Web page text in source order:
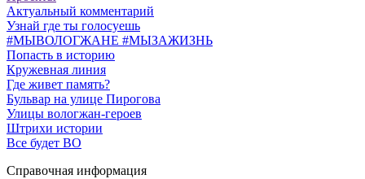
Актуальный комментарий
Узнай где ты голосуешь
#МЫВОЛОГЖАНЕ #МЫЗАЖИЗНЬ
Попасть в историю
Кружевная линия
Где живет память?
Бульвар на улице Пирогова
Улицы вологжан-героев
Штрихи истории
Все будет ВО
Справочная информация